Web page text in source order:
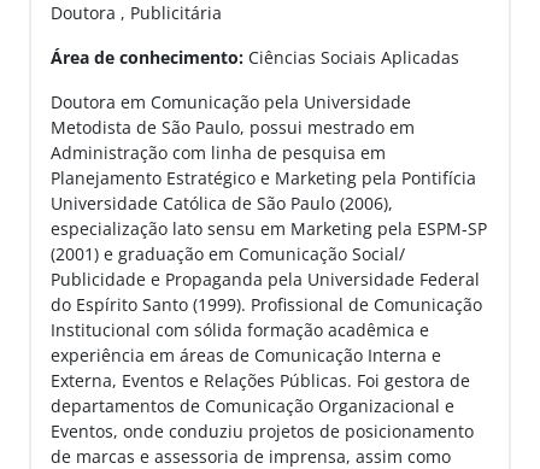
Doutora , Publicitária
Área de conhecimento: Ciências Sociais Aplicadas
Doutora em Comunicação pela Universidade
Metodista de São Paulo, possui mestrado em
Administração com linha de pesquisa em
Planejamento Estratégico e Marketing pela Pontifícia
Universidade Católica de São Paulo (2006),
especialização lato sensu em Marketing pela ESPM-SP
(2001) e graduação em Comunicação Social/
Publicidade e Propaganda pela Universidade Federal
do Espírito Santo (1999). Profissional de Comunicação
Institucional com sólida formação acadêmica e
experiência em áreas de Comunicação Interna e
Externa, Eventos e Relações Públicas. Foi gestora de
departamentos de Comunicação Organizacional e
Eventos, onde conduziu projetos de posicionamento
de marcas e assessoria de imprensa, assim como